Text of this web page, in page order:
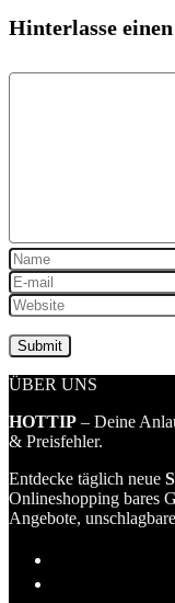
Hinterlasse
ÜBER UNS
HOTTIP – Deine
& Preisfehler.
Entdecke täglich neue
Onlineshopping bares
Angebote,